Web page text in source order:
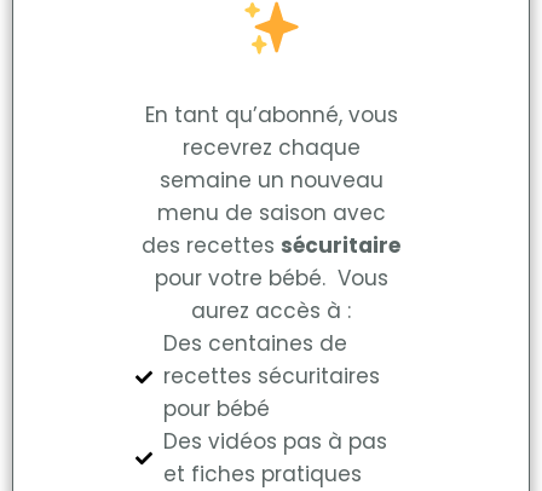
En tant qu’abonné, vous
recevrez chaque
semaine un nouveau
menu de saison avec
des recettes sécuritaire
pour votre bébé. Vous
aurez accès à :
Des centaines de
recettes sécuritaires
pour bébé
Des vidéos pas à pas
et fiches pratiques